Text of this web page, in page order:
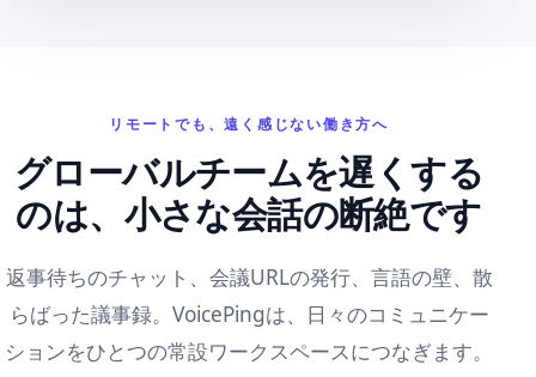
リモートでも、遠く感じない働き方へ
グローバルチームを遅くする
のは、小さな会話の断絶です
返事待ちのチャット、会議URLの発行、言語の壁、散
らばった議事録。VoicePingは、日々のコミュニケー
ションをひとつの常設ワークスペースにつなぎます。